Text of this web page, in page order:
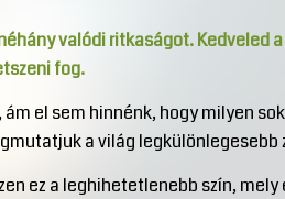
valódi ritkaságot. Kedveled
fog.
el sem hinnénk, hogy milyen
a világ
ez a leghihetetlenebb szín,